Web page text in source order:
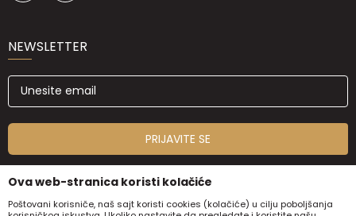
NEWSLETTER
PRIJAVITE SE
Ova web-stranica koristi kolačiće
Poštovani korisniče, naš sajt koristi cookies (kolačiće) u cilju poboljšanja